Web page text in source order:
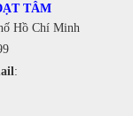
TÂM
Hồ Chí Minh
: